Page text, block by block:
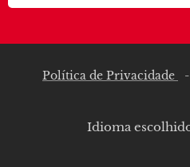
Política de Privacidade -
Idioma